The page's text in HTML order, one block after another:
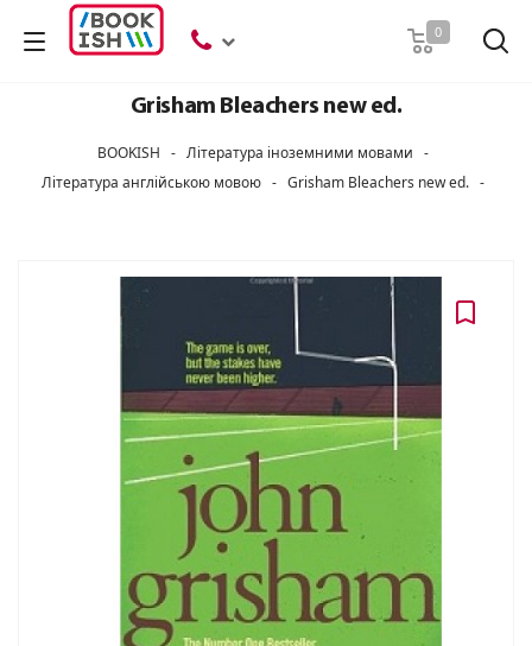
0
Grisham Bleachers new ed.
BOOKISH - Література іноземними мовами -
Література англійською мовою - Grisham Bleachers new ed. -